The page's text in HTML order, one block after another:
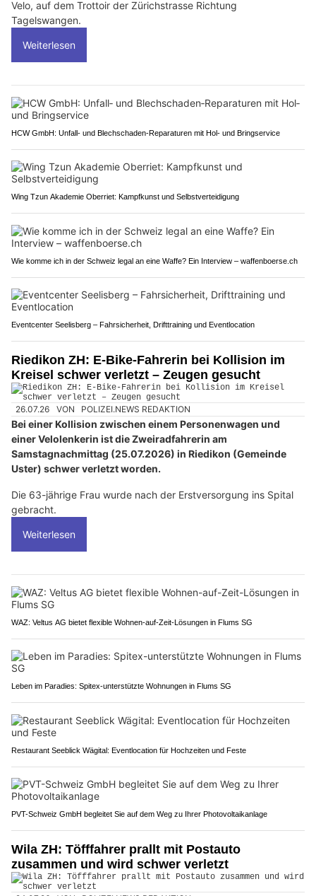
Velo, auf dem Trottoir der Zürichstrasse Richtung
Tagelswangen.
Weiterlesen
HCW GmbH: Unfall‑ und Blechschaden‑Reparaturen mit Hol‑ und Bringservice
Wing Tzun Akademie Oberriet: Kampfkunst und Selbstverteidigung
Wie komme ich in der Schweiz legal an eine Waffe? Ein Interview – waffenboerse.ch
Eventcenter Seelisberg – Fahrsicherheit, Drifttraining und Eventlocation
Riedikon ZH: E-Bike-Fahrerin bei Kollision im
Kreisel schwer verletzt – Zeugen gesucht
26.07.26 VON POLIZEI.NEWS REDAKTION
Bei einer Kollision zwischen einem Personenwagen und
einer Velolenkerin ist die Zweiradfahrerin am
Samstagnachmittag (25.07.2026) in Riedikon (Gemeinde
Uster) schwer verletzt worden.
Die 63-jährige Frau wurde nach der Erstversorgung ins Spital
gebracht.
Weiterlesen
WAZ: Veltus AG bietet flexible Wohnen-auf-Zeit-Lösungen in Flums SG
Leben im Paradies: Spitex-unterstützte Wohnungen in Flums SG
Restaurant Seeblick Wägital: Eventlocation für Hochzeiten und Feste
PVT-Schweiz GmbH begleitet Sie auf dem Weg zu Ihrer Photovoltaikanlage
Wila ZH: Töfffahrer prallt mit Postauto
zusammen und wird schwer verletzt